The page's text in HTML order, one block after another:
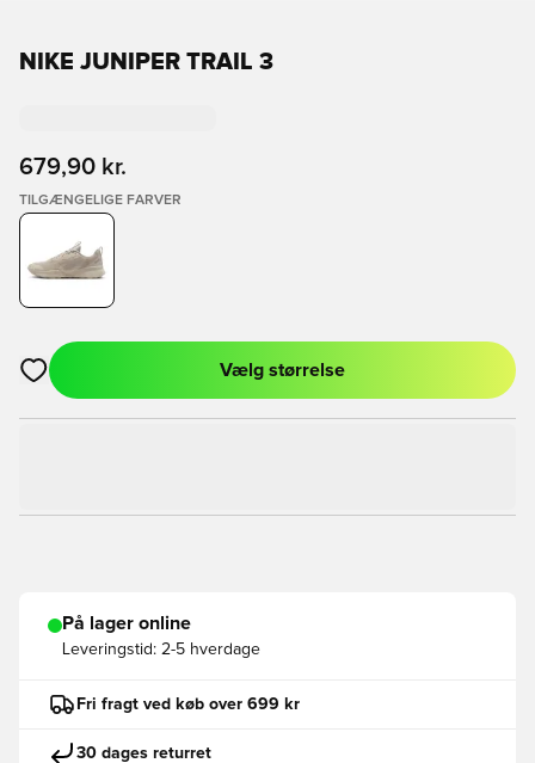
NIKE JUNIPER TRAIL 3
679,90 kr.
TILGÆNGELIGE FARVER
Åbner en Modal til at logge ind eller tilmelde dig som medlem
Vælg størrelse
På lager online
Leveringstid: 2-5 hverdage
Fri fragt ved køb over 699 kr
30 dages returret